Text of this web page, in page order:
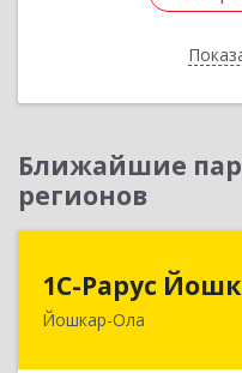
Ближайшие
регионов
1С-Рарус
Йошкар-Ола
424004, Марий Эл